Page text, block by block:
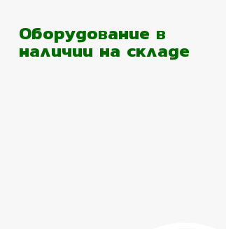
Оборудование в
наличии на складе